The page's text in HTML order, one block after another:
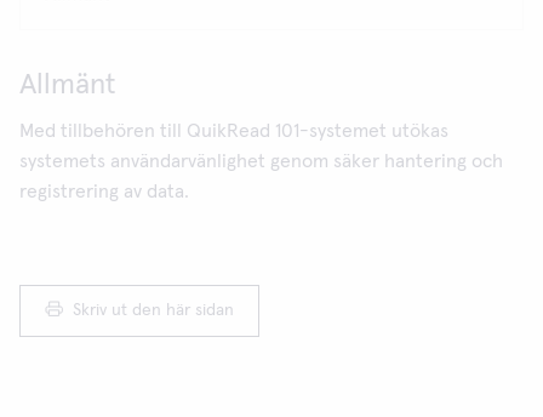
Allmänt
Med tillbehören till QuikRead 101-systemet utökas
systemets användarvänlighet genom säker hantering och
registrering av data.
Skriv ut den här sidan